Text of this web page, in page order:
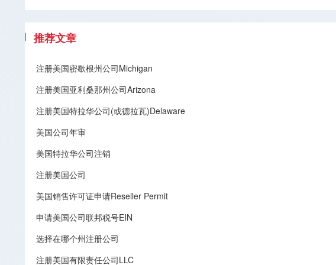
推荐文章
注册美国密歇根州公司Michigan
注册美国亚利桑那州公司Arizona
注册美国特拉华公司(或德拉瓦)Delaware
美国公司年审
美国特拉华公司注销
注册美国公司
美国销售许可证申请Reseller Permit
申请美国公司联邦税号EIN
选择在哪个州注册公司
注册美国有限责任公司LLC